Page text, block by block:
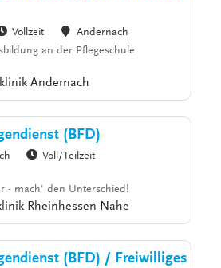
Vollzeit
Andernach
an der Pflegeschule
Andernach
(BFD)
Voll/Teilzeit
- mach' den Unterschied!
Rheinhessen-Nahe
(BFD) / Freiwilliges